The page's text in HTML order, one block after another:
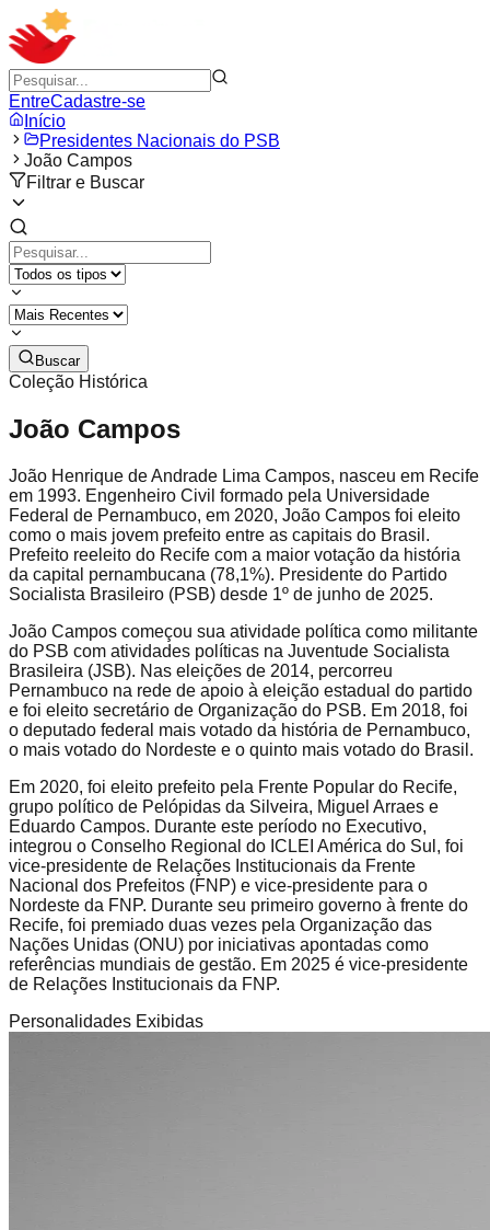
EntreCadastre-se
Início
Presidentes Nacionais do PSB
João Campos
Filtrar e Buscar
Buscar
Coleção Histórica
João Campos
João Henrique de Andrade Lima Campos, nasceu em Recife
em 1993. Engenheiro Civil formado pela Universidade
Federal de Pernambuco, em 2020, João Campos foi eleito
como o mais jovem prefeito entre as capitais do Brasil.
Prefeito reeleito do Recife com a maior votação da história
da capital pernambucana (78,1%). Presidente do Partido
Socialista Brasileiro (PSB) desde 1º de junho de 2025.
João Campos começou sua atividade política como militante
do PSB com atividades políticas na Juventude Socialista
Brasileira (JSB). Nas eleições de 2014, percorreu
Pernambuco na rede de apoio à eleição estadual do partido
e foi eleito secretário de Organização do PSB. Em 2018, foi
o deputado federal mais votado da história de Pernambuco,
o mais votado do Nordeste e o quinto mais votado do Brasil.
Em 2020, foi eleito prefeito pela Frente Popular do Recife,
grupo político de Pelópidas da Silveira, Miguel Arraes e
Eduardo Campos. Durante este período no Executivo,
integrou o Conselho Regional do ICLEI América do Sul, foi
vice-presidente de Relações Institucionais da Frente
Nacional dos Prefeitos (FNP) e vice-presidente para o
Nordeste da FNP. Durante seu primeiro governo à frente do
Recife, foi premiado duas vezes pela Organização das
Nações Unidas (ONU) por iniciativas apontadas como
referências mundiais de gestão. Em 2025 é vice-presidente
de Relações Institucionais da FNP.
Personalidades Exibidas